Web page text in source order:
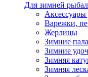
Для зимней
Варежки,
Жерлицы
Зимние
Зимние
Зимняя
Зимняя